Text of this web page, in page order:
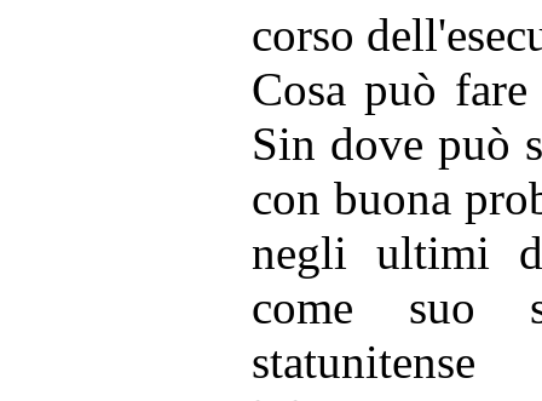
corso
Cosa può
Sin dove può
con buona
negli ultimi
come suo